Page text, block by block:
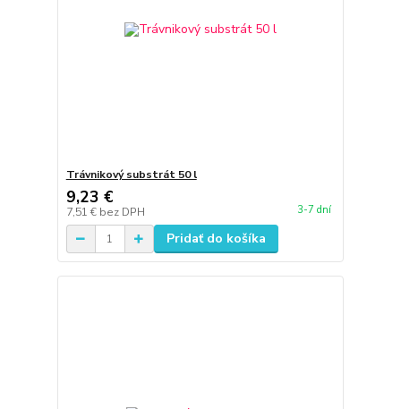
Trávnikový substrát 50 l
9,23 €
7,51 € bez DPH 3-7 dní
Pridať do košíka